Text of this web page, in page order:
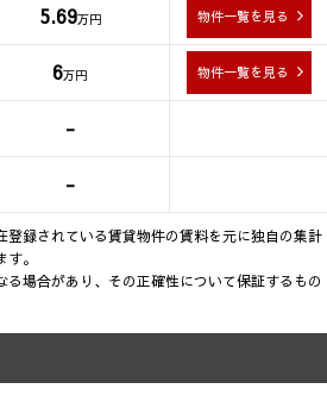
5.69万円 物件一覧を見る
6万円 物件一覧を見る
-
-
登録されている賃貸物件の賃料を元に独自の集計
。
場合があり、その正確性について保証するもの